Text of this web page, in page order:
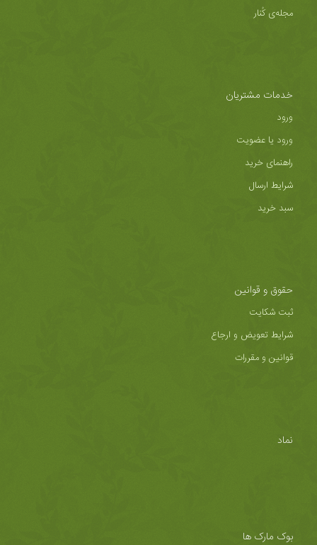
مجله‌ی کُنار
خدمات مشتریان
ورود
ورود یا عضویت
راهنمای خرید
شرایط ارسال
سبد خرید
حقوق و قوانین
ثبت شکایت
شرایط تعویض و ارجاع
قوانین و مقررات
نماد
بوک مارک ها